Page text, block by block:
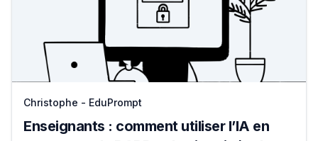
Christophe - EduPrompt
Enseignants : comment utiliser l’IA en